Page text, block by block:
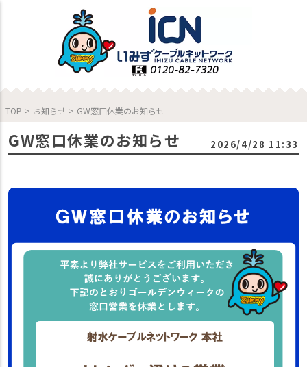
TOP > お知らせ > GW窓口休業のお知らせ
GW窓口休業のお知らせ 2026/4/28 11:33